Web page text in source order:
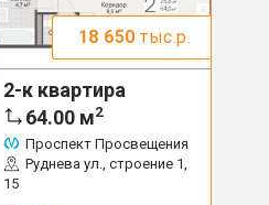
18 650 тыс.р.
2-к квартира
64.00 м2
Проспект Просвещения
Руднева ул., строение 1,
15